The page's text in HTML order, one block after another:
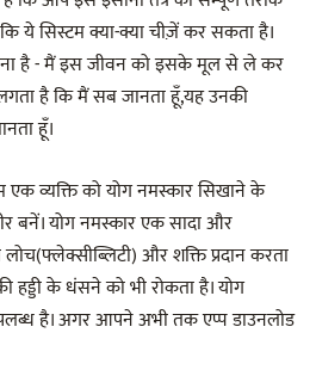
ये सिस्टम क्या-क्या चीज़ें कर सकता है।
है - मैं इस जीवन को इसके मूल से ले कर
है कि मैं सब जानता हूँ,यह उनकी
हूँ।
व्यक्ति को योग नमस्कार सिखाने के
बनें। योग नमस्कार एक सादा और
और शक्ति प्रदान करता
के धंसने को भी रोकता है। योग
है। अगर आपने अभी तक एप्प डाउनलोड